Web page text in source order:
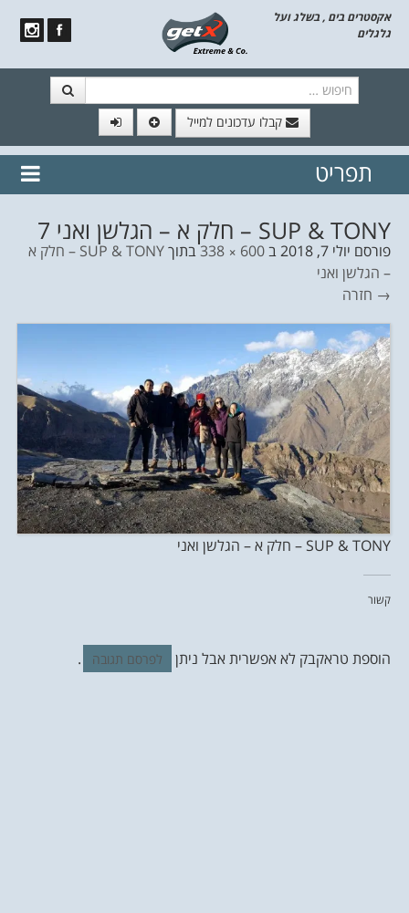
אקסטרים בים , בשלג ועל
גלגלים
קבלו עדכונים למייל
// הצטרף לרשימת תפוצה!
נשמח
תפריט
SUP & TONY – חלק א – הגלשן ואני 7
פורסם יולי 7, 2018 ב600 × 338 בתוך
SUP & TONY – חלק א
– הגלשן ואני
→ חזרה
SUP & TONY – חלק א – הגלשן ואני
קשור
הוספת טראקבק לא אפשרית אבל ניתן לפרסם תגובה .